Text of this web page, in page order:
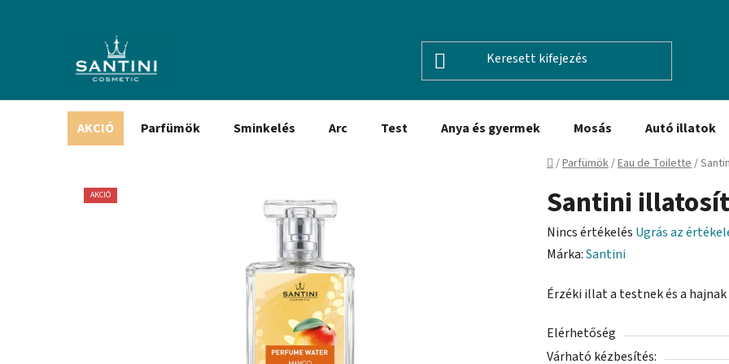
AKCIÓ Parfümök Sminkelés Arc Test Anya és gyermek Mosás Autó illatok
Kezdőlap
/Parfümök/Eau de Toilette/
Santini
A
termék
értékelése
ből
Nincs értékelés Ugrás az
Márka:Santini
Érzéki illat a testnek és a
Elérhetőség
Várható kézbesítés:
AKCIÓ